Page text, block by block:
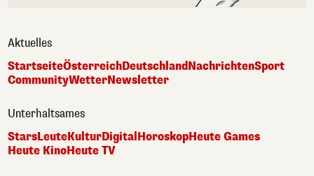
Aktuelles
StartseiteÖsterreichDeutschlandNachrichtenSport
CommunityWetterNewsletter
Unterhaltsames
StarsLeuteKulturDigital HoroskopHeute Games
Heute KinoHeute TV